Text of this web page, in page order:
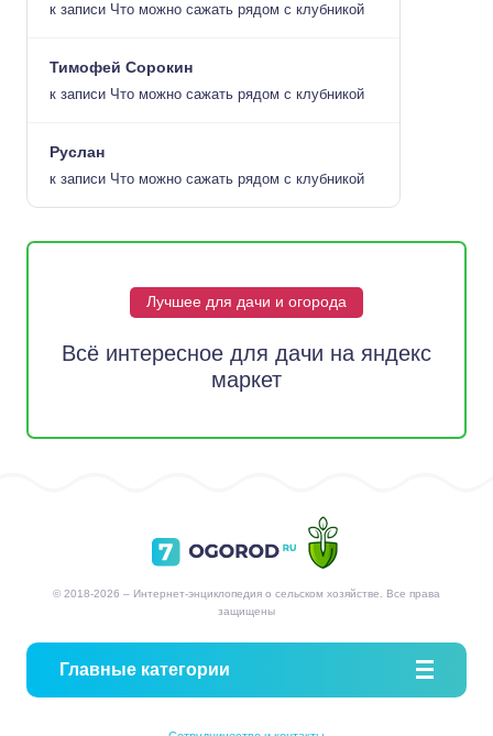
к записи Что можно сажать рядом с клубникой
Тимофей Сорокин
к записи Что можно сажать рядом с клубникой
Руслан
к записи Что можно сажать рядом с клубникой
Лучшее для дачи и огорода
Всё интересное для дачи на яндекс
маркет
© 2018-2026 – Интернет-энциклопедия о сельском хозяйстве. Все права
защищены
Главные категории